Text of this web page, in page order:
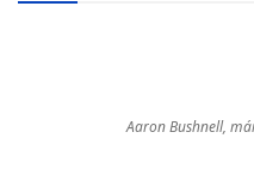
Aaron Bushnell,